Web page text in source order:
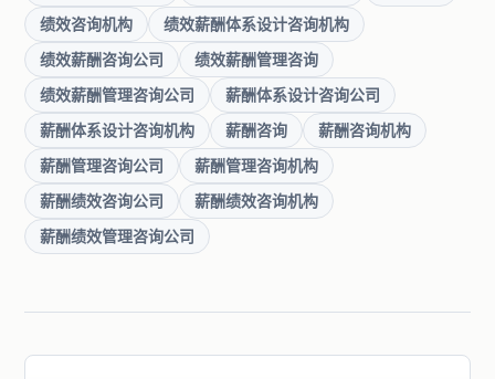
绩效咨询机构
绩效薪酬体系设计咨询机构
绩效薪酬咨询公司
绩效薪酬管理咨询
绩效薪酬管理咨询公司
薪酬体系设计咨询公司
薪酬体系设计咨询机构
薪酬咨询
薪酬咨询机构
薪酬管理咨询公司
薪酬管理咨询机构
薪酬绩效咨询公司
薪酬绩效咨询机构
薪酬绩效管理咨询公司